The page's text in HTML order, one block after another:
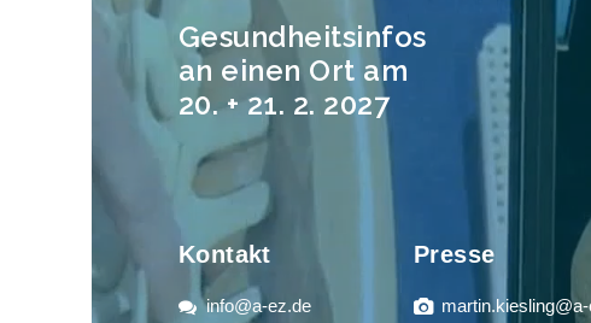
Gesundheitsinfos
an einen Ort am
20. + 21. 2. 2027
Kontakt
info@a-ez.de
Presse